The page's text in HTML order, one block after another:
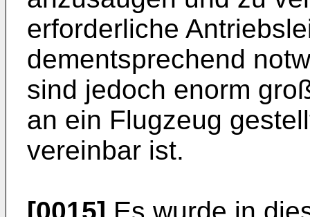
erforderliche
dementsprechend
sind jedoch enorm
an ein Flugzeug
vereinbar ist.